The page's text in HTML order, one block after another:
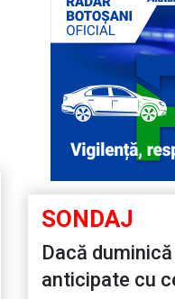
SONDAJ
Dacă
anticipate cu